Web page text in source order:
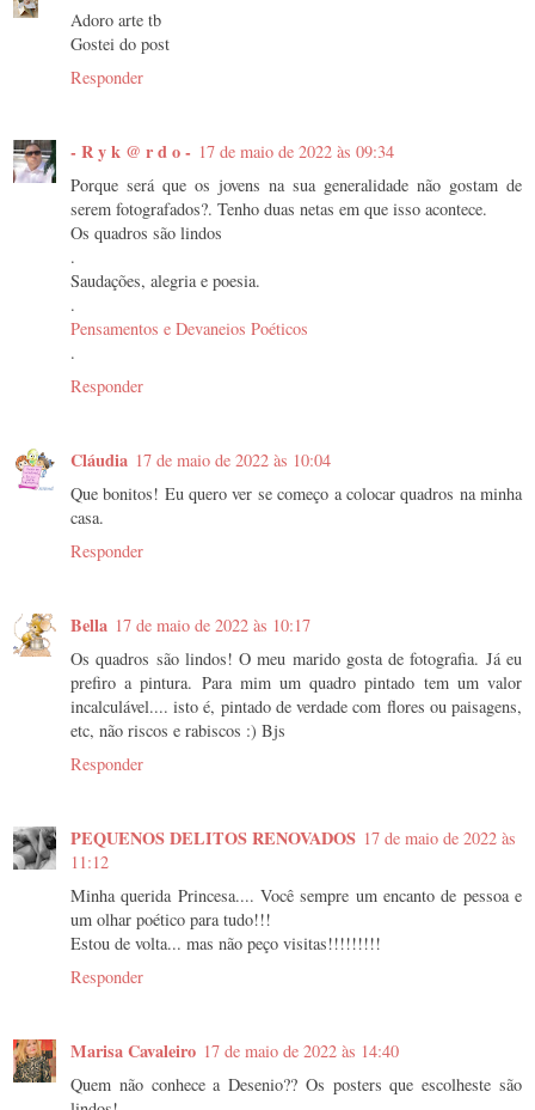
Adoro arte tb
Gostei do post
Responder
- R y k @ r d o - 17 de maio de 2022 às 09:34
Porque será que os jovens na sua generalidade não gostam de
serem fotografados?. Tenho duas netas em que isso acontece.
Os quadros são lindos
.
Saudações, alegria e poesia.
.
Pensamentos e Devaneios Poéticos
.
Responder
Cláudia 17 de maio de 2022 às 10:04
Que bonitos! Eu quero ver se começo a colocar quadros na minha
casa.
Responder
Bella 17 de maio de 2022 às 10:17
Os quadros são lindos! O meu marido gosta de fotografia. Já eu
prefiro a pintura. Para mim um quadro pintado tem um valor
incalculável.... isto é, pintado de verdade com flores ou paisagens,
etc, não riscos e rabiscos :) Bjs
Responder
PEQUENOS DELITOS RENOVADOS 17 de maio de 2022 às
11:12
Minha querida Princesa.... Você sempre um encanto de pessoa e
um olhar poético para tudo!!!
Estou de volta... mas não peço visitas!!!!!!!!!
Responder
Marisa Cavaleiro 17 de maio de 2022 às 14:40
Quem não conhece a Desenio?? Os posters que escolheste são